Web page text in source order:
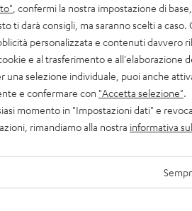
Stile incontra
Scopri ora
, confermi la nostra impostazione di
ti darà consigli, ma saranno scelti a caso.
personalizzata e contenuti davvero
e al trasferimento e all'elaborazione
una selezione individuale, puoi anche
e confermare con "Accetta selezione"
momento in "Impostazioni dati" e
rimandiamo alla nostra informativa